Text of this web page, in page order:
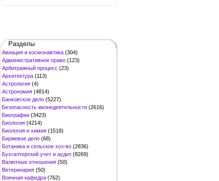
Разделы
Авиация и космонавтика (304)
Административное право (123)
Арбитражный процесс (23)
Архитектура (113)
Астрология (4)
Астрономия (4814)
Банковское дело (5227)
Безопасность жизнедеятельности (2616)
Биографии (3423)
Биология (4214)
Биология и химия (1518)
Биржевое дело (68)
Ботаника и сельское хоз-во (2836)
Бухгалтерский учет и аудит (8269)
Валютные отношения (50)
Ветеринария (50)
Военная кафедра (762)